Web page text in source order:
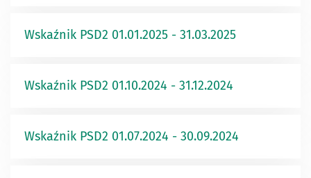
Wskaźnik PSD2 01.01.2025 - 31.03.2025
Wskaźnik PSD2 01.10.2024 - 31.12.2024
Wskaźnik PSD2 01.07.2024 - 30.09.2024